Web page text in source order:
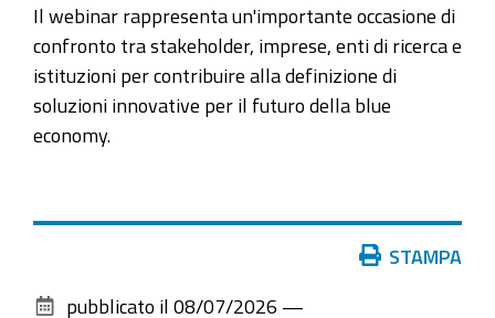
2026-
07-
08T14:30:00+02:00
2026-
07-
CIIRCLE:
Il webinar rappresenta un'importante occasione di
confronto tra stakeholder, imprese, enti di ricerca e
istituzioni per contribuire alla definizione di
soluzioni innovative per il futuro della blue
economy.
STAMPA
pubblicato il 08/07/2026 —